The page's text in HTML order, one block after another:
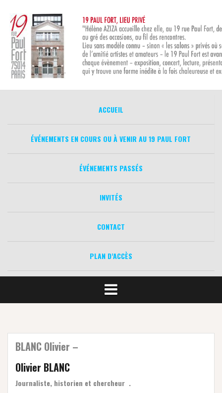
contenu
ACCUEIL
ÉVÉNEMENTS EN COURS OU À VENIR AU 19 PAUL FORT
ÉVÉNEMENTS PASSÉS
INVITÉS
CONTACT
PLAN D’ACCÈS
BLANC Olivier –
Olivier BLANC
Journaliste, historien et chercheur .